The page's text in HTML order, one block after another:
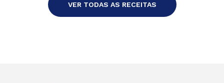
VER TODAS AS RECEITAS